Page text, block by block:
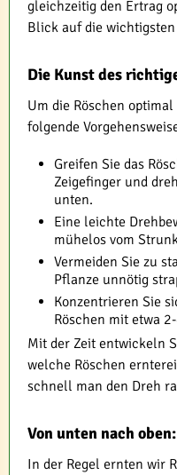
gleichzeitig den Ertrag
Blick auf die
Die Kunst des
Um die Röschen
folgende
Greifen Sie das
Zeigefinger und
unten.
Eine leichte
mühelos vom
Vermeiden Sie zu
Pflanze unnötig
Konzentrieren Sie
Röschen mit etwa
Mit der Zeit entwickeln
welche Röschen
schnell man den Dreh
Von unten nach
In der Regel ernten wir